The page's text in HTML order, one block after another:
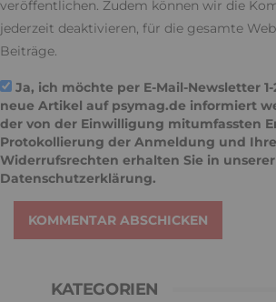
veröffentlichen. Zudem können wir die
jederzeit deaktivieren, für die gesamte
Beiträge.
Ja, ich möchte per E-Mail-Newsletter
neue Artikel auf psymag.de informiert
der von der Einwilligung mitumfassten
Protokollierung der Anmeldung und
Widerrufsrechten erhalten Sie in unserer
Datenschutzerklärung.
KOMMENTAR ABSCHICKEN
KATEGORIEN